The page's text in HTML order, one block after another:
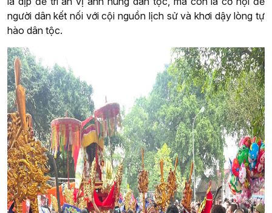
người dân kết nối với cội nguồn lịch sử và khơi dậy lòng tự
hào dân tộc.